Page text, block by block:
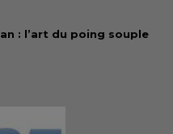
: l’art du poing souple